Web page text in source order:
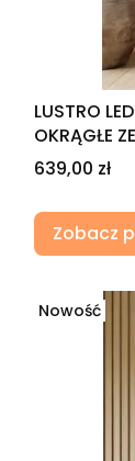
LUSTRO
OKRĄGŁE
Cena
639,00 zł
Zobacz
Nowość